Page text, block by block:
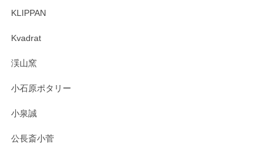
KLIPPAN
Kvadrat
渓山窯
小石原ポタリー
小泉誠
公長斎小菅